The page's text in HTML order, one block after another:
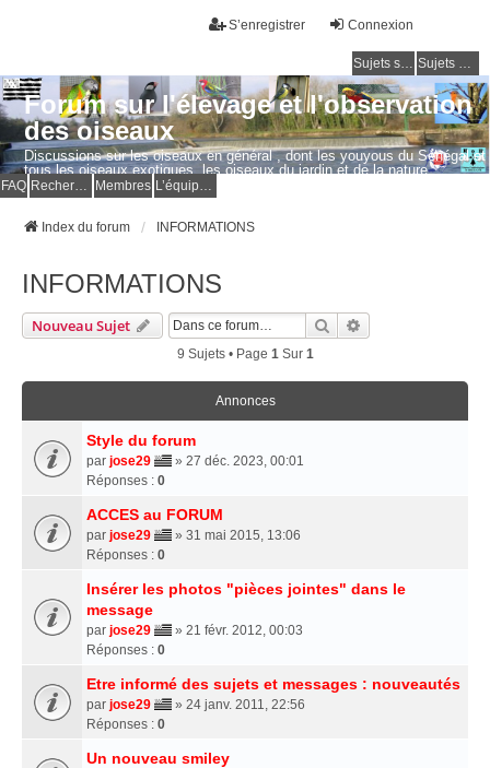
Connexion
S’enregistrer
Sujets sans réponse Sujets actifs
Forum sur l'élevage et l'observation
des oiseaux
Discussions sur les oiseaux en général , dont les youyous du Sénégal et
tous les oiseaux exotiques, les oiseaux du jardin et de la nature.
Questions, photos, expériences.
FAQ Membres
Index du forum INFORMATIONS
INFORMATIONS
Nouveau Sujet Rechercher
9 Sujets • Page 1 Sur 1
Annonces
Style du forum
par jose29
» 27 déc. 2023, 00:01
Réponses : 0
ACCES au FORUM
par jose29
» 31 mai 2015, 13:06
Réponses : 0
Insérer les photos "pièces jointes" dans le
message
par jose29
» 21 févr. 2012, 00:03
Réponses : 0
Etre informé des sujets et messages : nouveautés
par jose29
» 24 janv. 2011, 22:56
Réponses : 0
Un nouveau smiley